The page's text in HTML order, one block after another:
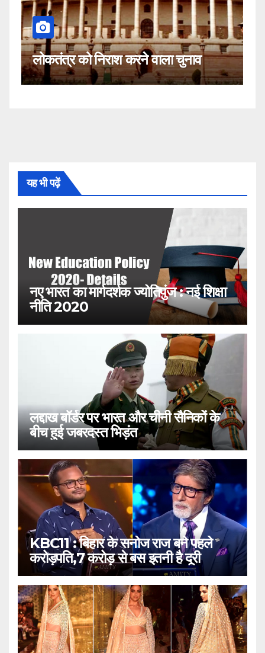
वाला चुनाव
कहीं यह सीजेआई के खिलाफ
नहीं!
यह भी पढ़ें
नए भारत का मार्गदर्शक ज्योतिपुंज : नई शिक्षा
नीति 2020
लद्दाख बॉर्डर पर भारत और चीनी सैनिकों के
बीच हुई जबरदस्त भिड़ंत
KBC11 : बिहार के सनोज राज बने पहले
करोड़पति,7 करोड़ से बस इतनी है दूरी